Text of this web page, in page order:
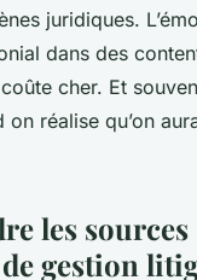
juridiques.
dans des
cher. Et
réalise qu’on
les sources
gestion